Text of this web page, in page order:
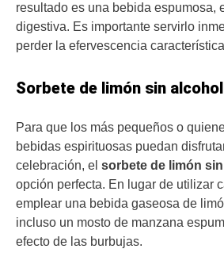
resultado es una bebida espumosa,
digestiva. Es importante servirlo
perder la efervescencia
Sorbete de limón sin alcohol
Para que los más pequeños o
bebidas espirituosas puedan
celebración, el sorbete de limón
opción perfecta. En lugar de utilizar
emplear una bebida gaseosa de
incluso un mosto de manzana
efecto de las burbujas.